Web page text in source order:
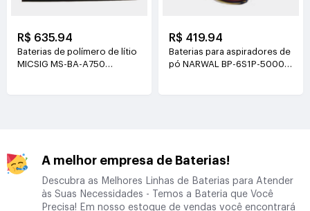
R$ 635.94
Baterias de polímero de lítio
MICSIG MS-BA-A750
R$ 419.94
Baterias para aspiradores de
pó NARWAL BP-6S1P-5000A
A melhor empresa de Baterias!
Descubra as Melhores Linhas de Baterias para Atender
às Suas Necessidades - Temos a Bateria que Você
Precisa! Em nosso estoque de vendas você encontrará